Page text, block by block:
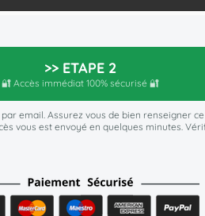
>> ETAPE 2
🔐 Accès immédiat 100% sécurisé 🔐
email. Assurez vous de bien renseigner
vous est envoyé en quelques minutes.